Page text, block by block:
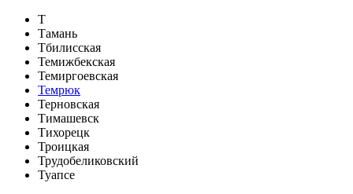
Т
Тамань
Тбилисская
Темижбекская
Темиргоевская
Темрюк
Терновская
Тимашевск
Тихорецк
Троицкая
Трудобеликовский
Туапсе